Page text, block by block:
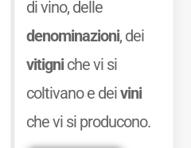
di vino, delle
denominazioni, dei
vitigniche vi si
coltivano e deivini
che vi si producono.